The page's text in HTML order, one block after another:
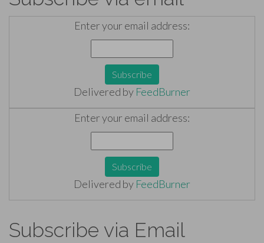
Enter your email address:
Delivered by FeedBurner
Enter your email address:
Delivered by FeedBurner
Subscribe via Email